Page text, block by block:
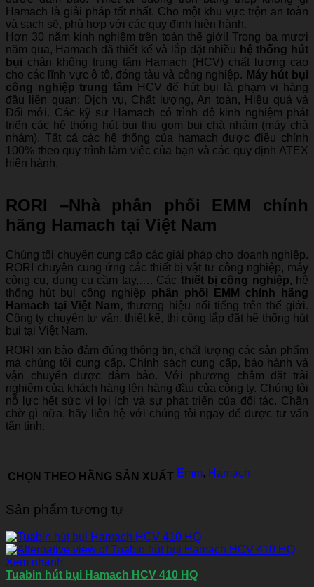
Hamach là giải pháp tốt nhất. Cho một khu vực trộn an toàn
và sạch sẽ, phù hợp với các quy định hiện hành.
Hơn 30 năm kinh nghiệm trên toàn thế giới! Trong ba mươi
năm qua, Hamach đã thiết kế và lắp đặt nhiều hệ thống hút
bụi chân không trung tâm Hamach (HCV) chất lượng cao
cho các lĩnh vực ô tô, đóng tàu và công nghiệp. Máy hút bụi
công nghiệp trung tâm HCV để hút bụi là phạm vi hàng
đầu liên quan: Dịch vụ, Chất lượng, An toàn, Hiệu quả và
Đổi mới. Các kỹ sư Hamach có trình độ kinh nghiệm phát
triển các hệ thống hút bụi thu gom bụi chà nhám (máy chà
nhám). Tất cả các hệ thống của hamach được điều chỉnh
100% theo quy trình làm việc của bạn và các quy định ATEX
hiện hành.
RORI –Nhà phân phối EMM chính
hãng Hamach tại Việt Nam
Chúng tôi chuyên cung cấp các giải pháp cho doanh nghiệp.
RORI chuyên cung ứng các thiết bị vật tư công nghiệp, máy
công cụ, dụng cụ cầm tay,…. Các thiết bị công nghiệp, hệ
thống hút bụi công nghiệp phân phối EMM chính hãng
Hamach tại Việt Nam, thương hiệu nổi tiếng trên thế giới.
Công ty chuyên tư vấn, thiết kế, thi công lắp đặt hệ thống hút
bụi tại Việt Nam.
RORI xin bảo đảm đúng thông tin, chất lượng các sản phẩm
mà chúng tôi cung cấp. Chính sách cung cấp, bảo hành và
vận chuyển được đảm bảo. Với phương châm đặt trải
nghiệm của khách hàng lên hàng đầu của công ty. Chúng tôi
nỗ lực hết sức vì lợi ích và sự phát triển của đối tác. Chần
chờ gì nữa, hãy liên hệ với chúng tôi ngay để được tư vấn
tận tình.
CHỌN THEO HÃNG SẢN XUẤT Emm, Hamach
Sản phẩm tương tự
Xem nhanh
Tuabin hút bụi Hamach HCV 410 HQ